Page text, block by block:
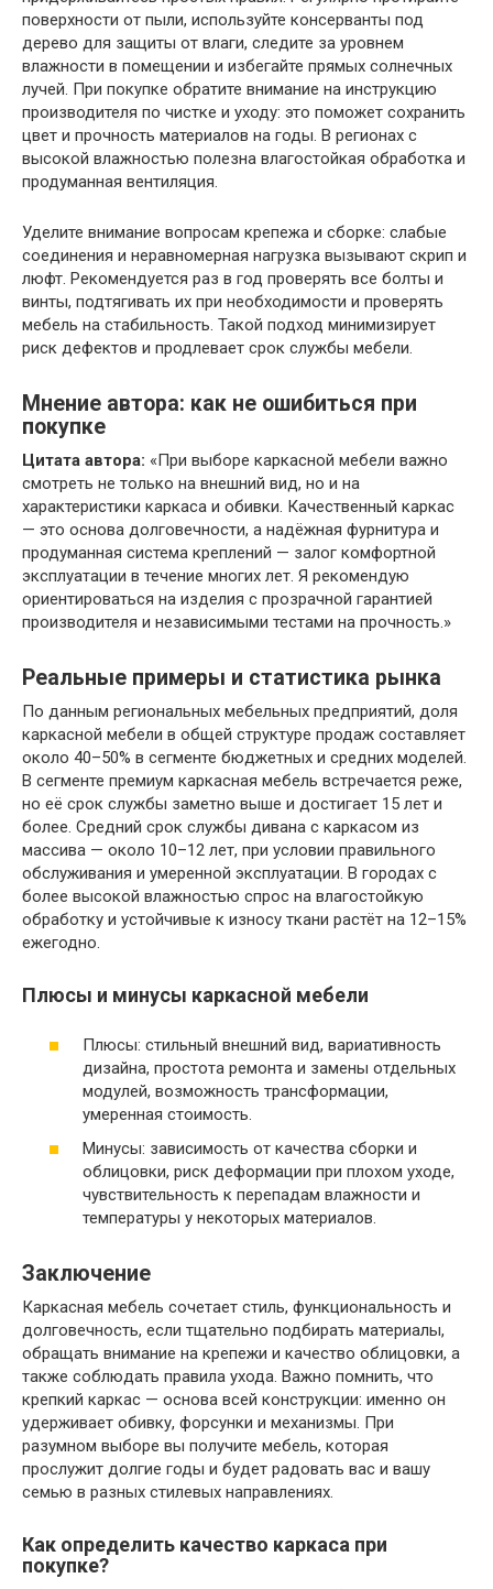
поверхности от пыли, используйте консерванты под
дерево для защиты от влаги, следите за уровнем
влажности в помещении и избегайте прямых солнечных
лучей. При покупке обратите внимание на инструкцию
производителя по чистке и уходу: это поможет сохранить
цвет и прочность материалов на годы. В регионах с
высокой влажностью полезна влагостойкая обработка и
продуманная вентиляция.
Уделите внимание вопросам крепежа и сборке: слабые
соединения и неравномерная нагрузка вызывают скрип и
люфт. Рекомендуется раз в год проверять все болты и
винты, подтягивать их при необходимости и проверять
мебель на стабильность. Такой подход минимизирует
риск дефектов и продлевает срок службы мебели.
Мнение автора: как не ошибиться при
покупке
Цитата автора: «При выборе каркасной мебели важно
смотреть не только на внешний вид, но и на
характеристики каркаса и обивки. Качественный каркас
— это основа долговечности, а надёжная фурнитура и
продуманная система креплений — залог комфортной
эксплуатации в течение многих лет. Я рекомендую
ориентироваться на изделия с прозрачной гарантией
производителя и независимыми тестами на прочность.»
Реальные примеры и статистика рынка
По данным региональных мебельных предприятий, доля
каркасной мебели в общей структуре продаж составляет
около 40–50% в сегменте бюджетных и средних моделей.
В сегменте премиум каркасная мебель встречается реже,
но её срок службы заметно выше и достигает 15 лет и
более. Средний срок службы дивана с каркасом из
массива — около 10–12 лет, при условии правильного
обслуживания и умеренной эксплуатации. В городах с
более высокой влажностью спрос на влагостойкую
обработку и устойчивые к износу ткани растёт на 12–15%
ежегодно.
Плюсы и минусы каркасной мебели
Плюсы: стильный внешний вид, вариативность
дизайна, простота ремонта и замены отдельных
модулей, возможность трансформации,
умеренная стоимость.
Минусы: зависимость от качества сборки и
облицовки, риск деформации при плохом уходе,
чувствительность к перепадам влажности и
температуры у некоторых материалов.
Заключение
Каркасная мебель сочетает стиль, функциональность и
долговечность, если тщательно подбирать материалы,
обращать внимание на крепежи и качество облицовки, а
также соблюдать правила ухода. Важно помнить, что
крепкий каркас — основа всей конструкции: именно он
удерживает обивку, форсунки и механизмы. При
разумном выборе вы получите мебель, которая
прослужит долгие годы и будет радовать вас и вашу
семью в разных стилевых направлениях.
Как определить качество каркаса при
покупке?